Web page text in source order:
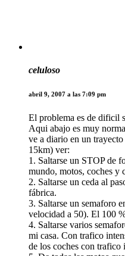
celuloso
abril 9, 2007 a las 7:09 pm
El problema es de dificil
Aqui abajo es muy
ve a diario en un
15km) ver:
1. Saltarse un STOP de
mundo, motos, coches y
2. Saltarse un ceda al
fábrica.
3. Saltarse un semaforo
velocidad a 50). El 100
4. Saltarse varios
mi casa. Con trafico
de los coches con trafico